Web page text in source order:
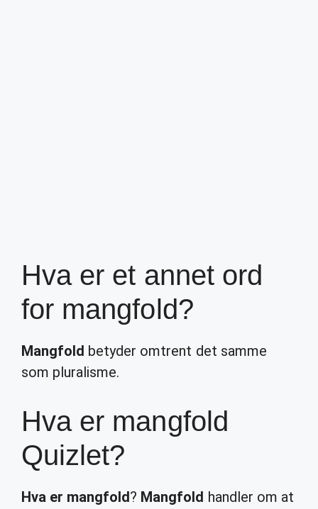
Hva er et annet ord
for mangfold?
Mangfold betyder omtrent det samme
som pluralisme.
Hva er mangfold
Quizlet?
Hva er mangfold? Mangfold handler om at